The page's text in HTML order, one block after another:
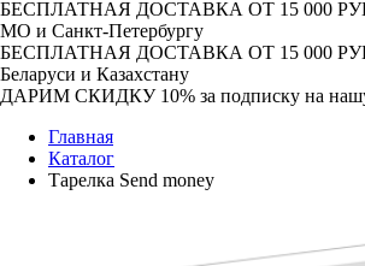
БЕСПЛАТНАЯ ДОСТАВКА ОТ 15 000
МО и Санкт-Петербургу
БЕСПЛАТНАЯ ДОСТАВКА ОТ 15 000
Беларуси и Казахстану
ДАРИМ СКИДКУ 10% за подписку на
Главная
Каталог
Тарелка Send money